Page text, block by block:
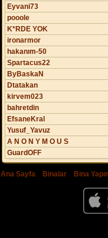
Eyvani73
pooole
K*RDE YOK
ironarmor
hakanım-50
Spartacus22
ByBaskaN
Dtatakan
kirvem023
bahretdin
EfsaneKral
Yusuf_Yavuz
A N O N Y M O U S
GuardOFF
Ana Sayfa| Binalar| Bina